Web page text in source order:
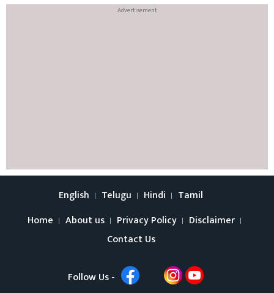
English Telugu Hindi
Tamil
Home
About us Privacy Policy
Disclaimer
Contact Us
Follow Us -